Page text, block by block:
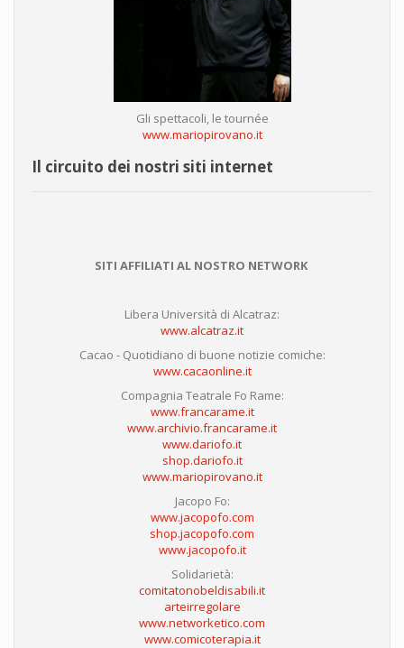
Gli spettacoli, le tournée
www.mariopirovano.it
Il circuito dei nostri siti internet
SITI AFFILIATI AL NOSTRO NETWORK
Libera Università di Alcatraz:
www.alcatraz.it
Cacao - Quotidiano di buone notizie comiche:
www.cacaonline.it
Compagnia Teatrale Fo Rame:
www.francarame.it
www.archivio.francarame.it
www.dariofo.it
shop.dariofo.it
www.mariopirovano.it
Jacopo Fo:
www.jacopofo.com
shop.jacopofo.com
www.jacopofo.it
Solidarietà:
comitatonobeldisabili.it
arteirregolare
www.networketico.com
www.comicoterapia.it